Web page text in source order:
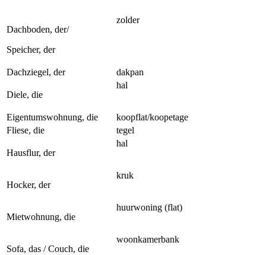
Dachboden, der/
Speicher, der
zolder
Dachziegel, der dakpan
Diele, die
hal
Eigentumswohnung, die
koopflat/koopetage
Fliese, die
tegel
Hausflur, der
hal
Hocker, der
kruk
Mietwohnung, die
huurwoning (flat)
Sofa, das / Couch, die
woonkamerbank